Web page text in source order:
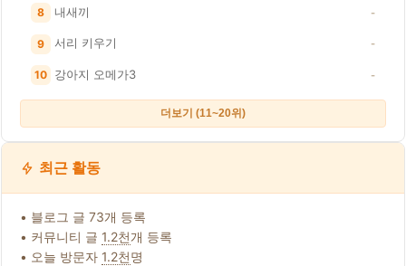
8 내새끼 -
9 서리 키우기 -
10 강아지 오메가3 -
더보기 (11~20위)
최근 활동
• 블로그 글 73개 등록
• 커뮤니티 글 1.2천개 등록
• 오늘 방문자 1.2천명